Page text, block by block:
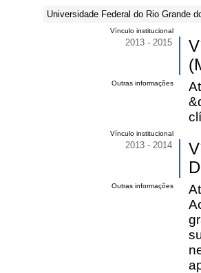
Universidade Federal do Rio Grande
Vínculo institucional
2013 - 2015
Outras informações
Vínculo institucional
2013 - 2014
Outras informações